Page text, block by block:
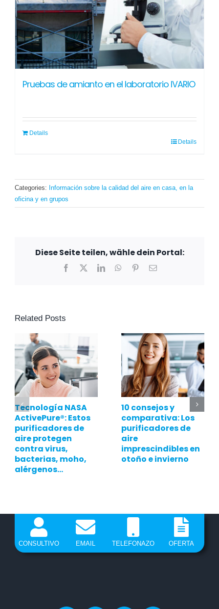
Pruebas de amianto en el laboratorio IVARIO
Details
Details
Categories: Información sobre la calidad del aire en casa, en la
oficina y en grupos
Diese Seite teilen, wähle dein Portal:
Facebook LinkedInWhatsApp
PinterestEmail
Related Posts
Tecnología NASA
ActivePure®: Estos
purificadores de
aire protegen
contra virus,
bacterias, moho,
alérgenos…
10 consejos y
comparativa: Los
purificadores de
aire
imprescindibles en
otoño e invierno
CONSULTIVO EMAIL TELEFONAZO OFERTA